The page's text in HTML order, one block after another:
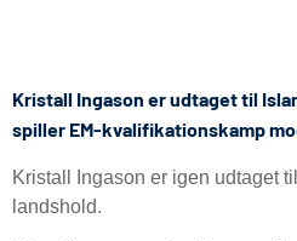
Kristall Ingason er udtaget til
spiller EM-kvalifikationskamp
Kristall Ingason er igen udtaget
landshold.